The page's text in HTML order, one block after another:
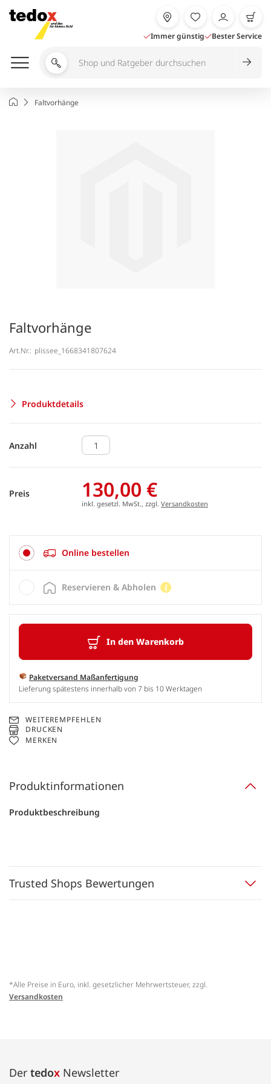
Inhalt
springen
Immer günstig Bester Service
Shop
durchsuchen
StartseiteFaltvorhänge
Faltvorhänge
Art.Nr.: plissee_1668341807624
Produktdetails
Anzahl
Preis 130,00 €
inkl. gesetzl. MwSt., zzgl. Versandkosten
Online bestellen
In den Warenkorb
Paketversand Maßanfertigung
Lieferung spätestens innerhalb von 7 bis 10 Werktagen
Reservieren & Abholen
WEITEREMPFEHLEN
DRUCKEN
MERKEN
Produktinformationen
Produktbeschreibung
Trusted Shops Bewertungen
*Alle Preise in Euro, inkl. gesetzlicher Mehrwertsteuer, zzgl.
Versandkosten
Der tedox Newsletter